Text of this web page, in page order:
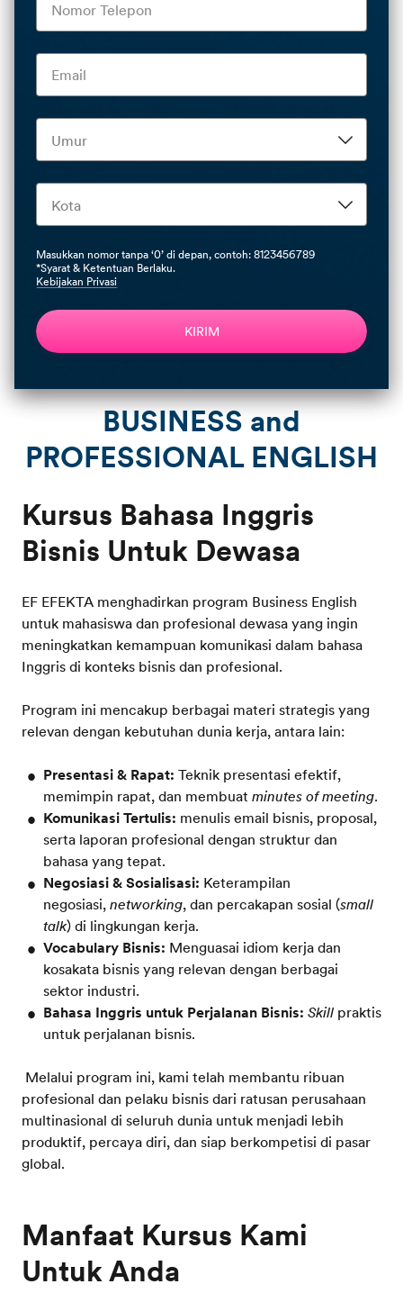
Masukkan nomor tanpa ‘0’ di depan, contoh: 8123456789
*Syarat & Ketentuan Berlaku.
Kebijakan Privasi
KIRIM
BUSINESS and
PROFESSIONAL ENGLISH
Kursus Bahasa Inggris
Bisnis Untuk Dewasa
EF EFEKTA menghadirkan program Business English
untuk mahasiswa dan profesional dewasa yang ingin
meningkatkan kemampuan komunikasi dalam bahasa
Inggris di konteks bisnis dan profesional.
Program ini mencakup berbagai materi strategis yang
relevan dengan kebutuhan dunia kerja, antara lain:
Presentasi & Rapat: Teknik presentasi efektif,
memimpin rapat, dan membuat minutes of meeting.
Komunikasi Tertulis: menulis email bisnis, proposal,
serta laporan profesional dengan struktur dan
bahasa yang tepat.
Negosiasi & Sosialisasi: Keterampilan
negosiasi,networking, dan percakapan sosial (small
talk) di lingkungan kerja.
Vocabulary Bisnis: Menguasai idiom kerja dan
kosakata bisnis yang relevan dengan berbagai
sektor industri.
Bahasa Inggris untuk Perjalanan Bisnis: Skill praktis
untuk perjalanan bisnis.
Melalui program ini, kami telah membantu ribuan
profesional dan pelaku bisnis dari ratusan perusahaan
multinasional di seluruh dunia untuk menjadi lebih
produktif, percaya diri, dan siap berkompetisi di pasar
global.
Manfaat Kursus Kami
Untuk Anda